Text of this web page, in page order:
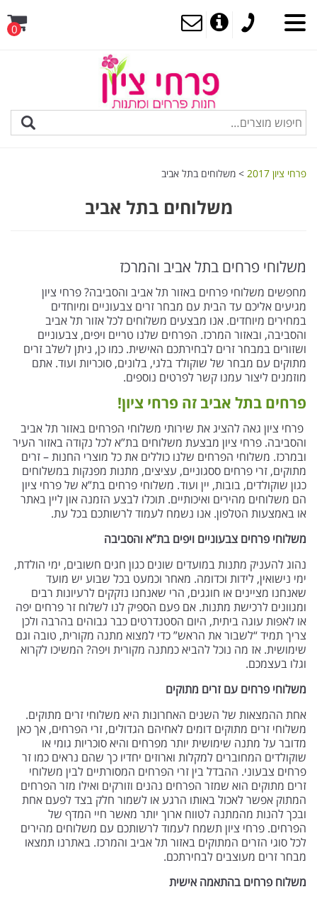
0
פרחי ציון 2017 > משלוחים בתל אביב
משלוחים בתל אביב
משלוחי פרחים בתל אביב והמרכז
מחפשים משלוחי פרחים באזור תל אביב והסביבה? פרחי ציון
מגיעים אליכם עד הבית עם מבחר זרים צבעוניים ומיוחדים
במחירים מיוחדים. אנו מבצעים משלוחים לכל אזור תל אביב
והסביבה, ובאזור המרכז. הפרחים שלנו טריים ויפים, צבעוניים
ושזורים במבחר זרים לבחירתכם האישית. כמו כן, ניתן לשלב זרים
מתוקים עם מבחר של שוקולד בלגי, בלונים, סוכריות ועוד. אתם
מוזמנים ליצור עמנו קשר לפרטים נוספים.
פרחים בתל אביב זה פרחי ציון!
פרחי ציון גאה להציג את שירותי משלוחי הפרחים באזור תל אביב
והסביבה. פרחי ציון מבצעת משלוחים בת”א לכל נקודה באזור העיר
ובמרכז. משלוחי הפרחים שלנו כוללים את כל מוצרי החנות – זרים
מתוקים, זרי פרחים ססגוניים, עציצים, מתנות מפנקות במשלוחים
כגון שוקולדים, בובות, יין ועוד. משלוחי פרחים בת”א של פרחי ציון
הם משלוחים מהירים ואיכותיים. תוכלו לבצע הזמנה און ליין באתר
או באמצעות הטלפון. אנו נשמח לעמוד לרשותכם בכל עת.
משלוחי פרחים צבעוניים ויפים בת”א והסביבה
נהוג להעניק מתנות במועדים שונים כגון חגים חשובים, ימי הולדת,
ימי נישואין, לידות וכדומה. מאחר וכמעט בכל שבוע יש מועד
שאנחנו מציינים או חוגגים, הרי שאנחנו נזקקים לרעיונות רבים
ומגוונים לרכישת מתנות. אם פעם הספיק לנו לשלוח זר פרחים יפה
או לאפות עוגה ביתית, היום הסטנדרטים כבר גבוהים בהרבה ולכן
צריך תמיד “לשבור את הראש” כדי למצוא מתנה מקורית, טובה וגם
שימושית. אז מה נוכל להביא כמתנה מקורית ויפה? המשיכו לקרוא
וגלו בעצמכם.
משלוחי פרחים עם זרים מתוקים
אחת ההמצאות של השנים האחרונות היא משלוחי זרים מתוקים.
משלוחי זרים מתוקים דומים לאחיהם הגדולים, זרי הפרחים, אך כאן
מדובר על מתנה שימושית יותר מפרחים והיא סוכריות גומי או
שוקולדים המחוברים למקלות וארוזים יחדיו כך שהם נראים כמו זר
פרחים צבעוני. ההבדל בין זרי הפרחים המסורתיים לבין משלוחי
זרים מתוקים הוא שמזר הפרחים נהנים וזורקים ואילו מזר הפרחים
המתוק אפשר לאכול באותו הרגע או לשמור חלק בצד לפעם אחת
ובכך להנות מהמתנה לטווח ארוך יותר מאשר חיי המדף של
הפרחים. פרחי ציון תשמח לעמוד לרשותכם עם משלוחים מהירים
לכל סוגי הזרים המתוקים באזור תל אביב והמרכז. באתרנו תמצאו
מבחר זרים מעוצבים לבחירתכם.
משלוח פרחים בהתאמה אישית